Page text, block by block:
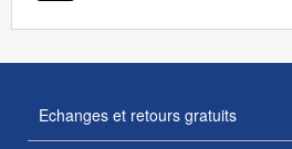
Echanges et retours gratuits